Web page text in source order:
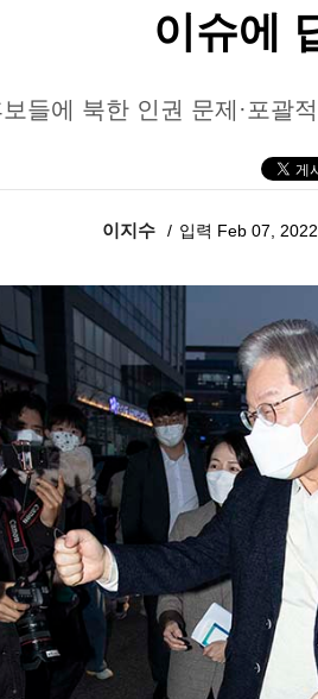
이슈에
들에 북한 인권 문제·포괄
이지수 입력 Feb 07,